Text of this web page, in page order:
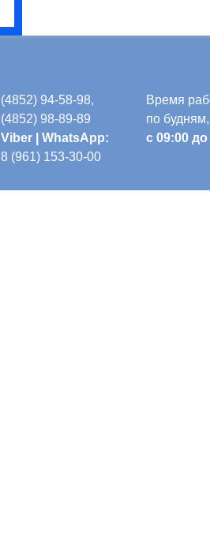
(4852) 94-58-98,
(4852) 98-89-89
Viber | WhatsApp:
8 (961) 153-30-00
Время
по будням,
с 09:00 до